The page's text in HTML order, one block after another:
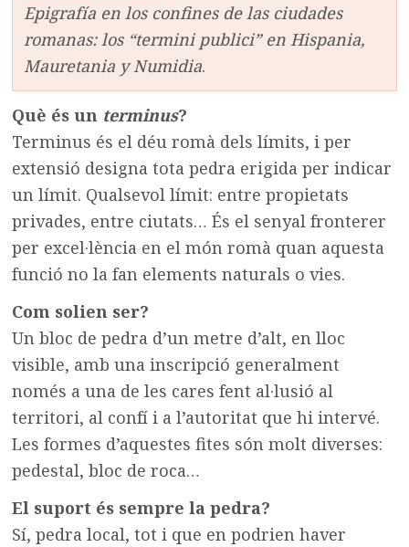
Epigrafía en los confines de las ciudades
romanas: los “termini publici” en Hispania,
Mauretania y Numidia.
Què és un terminus?
Terminus és el déu romà dels límits, i per
extensió designa tota pedra erigida per indicar
un límit. Qualsevol límit: entre propietats
privades, entre ciutats… És el senyal fronterer
per excel·lència en el món romà quan aquesta
funció no la fan elements naturals o vies.
Com solien ser?
Un bloc de pedra d’un metre d’alt, en lloc
visible, amb una inscripció generalment
només a una de les cares fent al·lusió al
territori, al confí i a l’autoritat que hi intervé.
Les formes d’aquestes fites són molt diverses:
pedestal, bloc de roca…
El suport és sempre la pedra?
Sí, pedra local, tot i que en podrien haver